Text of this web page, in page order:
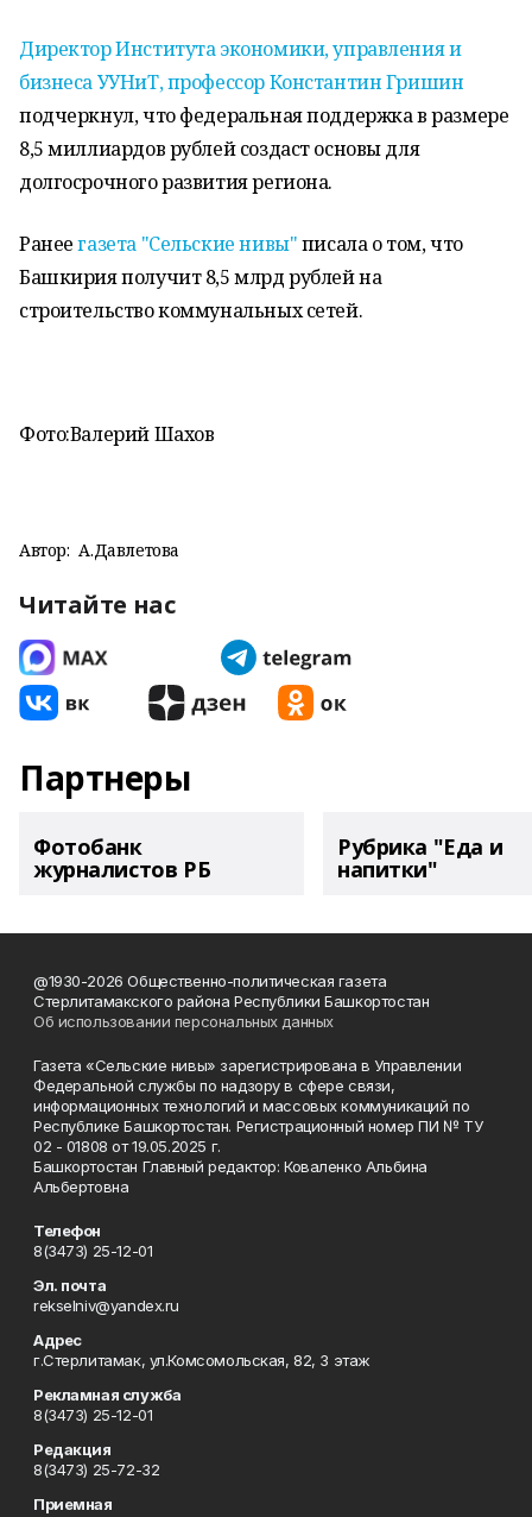
Директор Института экономики, управления и
бизнеса УУНиТ, профессор Константин Гришин
подчеркнул, что федеральная поддержка в размере
8,5 миллиардов рублей создаст основы для
долгосрочного развития региона.
Ранеегазета "Сельские нивы"писала о том, что
Башкирия получит 8,5 млрд рублей на
строительство коммунальных сетей.
Фото:Валерий Шахов
Автор: А.Давлетова
Читайте нас
Партнеры
Фотобанк
журналистов РБ
Рубрика "Еда и
напитки"
@1930-2026 Общественно-политическая газета
Стерлитамакского района Республики Башкортостан
Об использовании персональных данных
Газета «Сельские нивы» зарегистрирована в Управлении
Федеральной службы по надзору в сфере связи,
информационных технологий и массовых коммуникаций по
Республике Башкортостан. Регистрационный номер ПИ № ТУ
02 - 01808 от 19.05.2025 г.
Башкортостан Главный редактор: Коваленко Альбина
Альбертовна
Телефон
8(3473) 25-12-01
Эл. почта
rekselniv@yandex.ru
Адрес
г.Стерлитамак, ул.Комсомольская, 82, 3 этаж
Рекламная служба
8(3473) 25-12-01
Редакция
8(3473) 25-72-32
Приемная